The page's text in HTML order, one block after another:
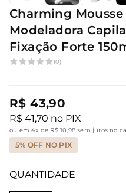
Charming Mousse
Modeladora
Fixação Forte
(0)
R$ 43,90
R$ 41,70 no PIX
ou em 4x de R$ 10,98 sem juros no
5% OFF NO PIX
QUANTIDADE